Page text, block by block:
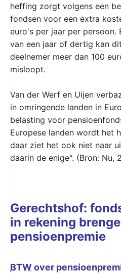
heffing zorgt volgens een
fondsen voor een extra
euro's per jaar per persoon.
van een jaar of dertig kan
deelnemer meer dan 100
misloopt.
Van der Werf en Uijen
in omringende landen in
belasting voor
Europese landen wordt het
daar ziet het ook niet naar
daarin de enige". (Bron: Nu,
Gerechtshof:
in rekening
pensioenpremie
BTWover